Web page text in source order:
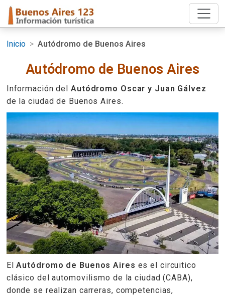
Inicio > Autódromo de Buenos Aires
Autódromo de Buenos Aires
Información del Autódromo Oscar y Juan Gálvez
de la ciudad de Buenos Aires.
El Autódromo de Buenos Aires es el circuitico
clásico del automovilismo de la ciudad (CABA),
donde se realizan carreras, competencias,